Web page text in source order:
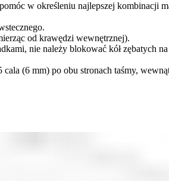
w określeniu najlepszej kombinacji
od krawędzi wewnętrznej).
nie należy blokować kół zębatych
(6 mm) po obu stronach taśmy,